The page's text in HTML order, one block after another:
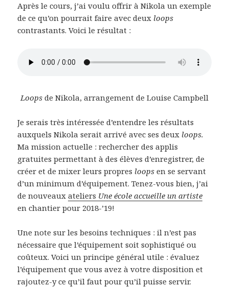
Après le cours, j’ai voulu offrir à Nikola un exemple
de ce qu’on pourrait faire avec deux loops
contrastants. Voici le résultat :
Loops de Nikola, arrangement de Louise Campbell
Je serais très intéressée d’entendre les résultats
auxquels Nikola serait arrivé avec ses deux loops.
Ma mission actuelle : rechercher des applis
gratuites permettant à des élèves d’enregistrer, de
créer et de mixer leurs propres loopsen se servant
d’un minimum d’équipement. Tenez-vous bien, j’ai
de nouveauxateliers Une école accueille un artiste
en chantier pour 2018-’19!
Une note sur les besoins techniques : il n’est pas
nécessaire que l’équipement soit sophistiqué ou
coûteux. Voici un principe général utile : évaluez
l’équipement que vous avez à votre disposition et
rajoutez-y ce qu’il faut pour qu’il puisse servir.